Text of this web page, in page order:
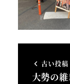
古い投稿
大勢の